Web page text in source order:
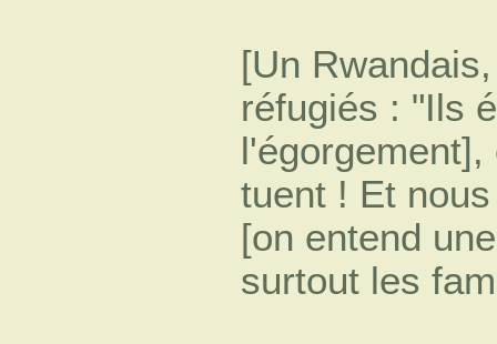
[Un
réfugiés : "Ils
tuent ! Et
[on entend
surtout les